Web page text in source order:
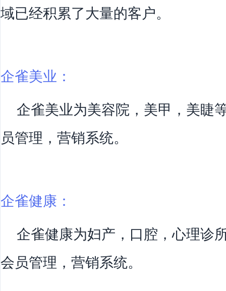
域已经积累了大量的客户。
企雀美业：
企雀美业为美容院，美甲，美睫
员管理，营销系统。
企雀健康：
企雀健康为妇产，口腔，心理诊
会员管理，营销系统。